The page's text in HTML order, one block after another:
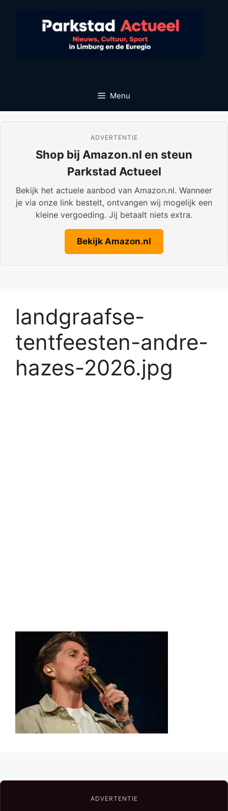
Menu
ADVERTENTIE
Shop bij Amazon.nl en steun
Parkstad Actueel
Bekijk het actuele aanbod van Amazon.nl. Wanneer
je via onze link bestelt, ontvangen wij mogelijk een
kleine vergoeding. Jij betaalt niets extra.
Bekijk Amazon.nl
landgraafse-
tentfeesten-andre-
hazes-2026.jpg
ADVERTENTIE